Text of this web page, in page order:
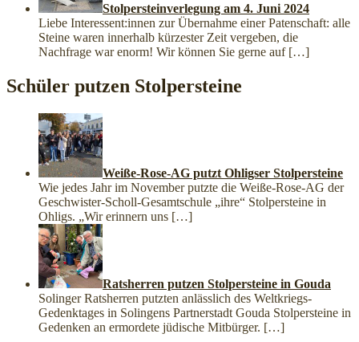
Stolpersteinverlegung am 4. Juni 2024
Liebe Interessent:innen zur Übernahme einer Patenschaft: alle
Steine waren innerhalb kürzester Zeit vergeben, die
Nachfrage war enorm! Wir können Sie gerne auf […]
Schüler putzen Stolpersteine
Weiße-Rose-AG putzt Ohligser Stolpersteine
Wie jedes Jahr im November putzte die Weiße-Rose-AG der
Geschwister-Scholl-Gesamtschule „ihre“ Stolpersteine in
Ohligs. „Wir erinnern uns […]
Ratsherren putzen Stolpersteine in Gouda
Solinger Ratsherren putzten anlässlich des Weltkriegs-
Gedenktages in Solingens Partnerstadt Gouda Stolpersteine in
Gedenken an ermordete jüdische Mitbürger. […]